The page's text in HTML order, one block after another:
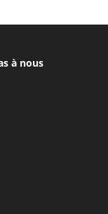
à nous